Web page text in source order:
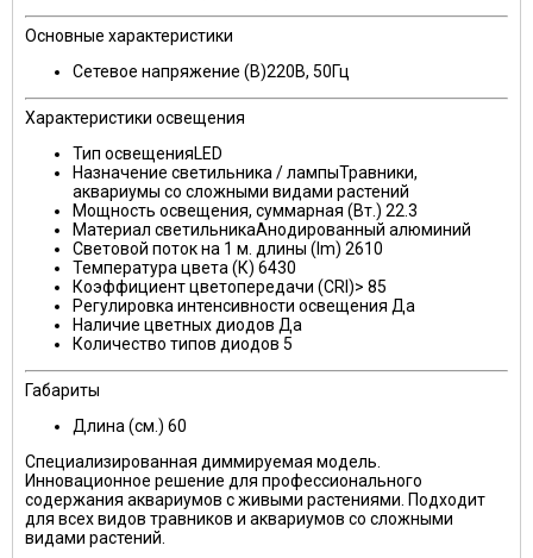
Основные характеристики
Сетевое напряжение (В)220В, 50Гц
Характеристики освещения
Тип освещенияLED
Назначение светильника / лампыТравники,
аквариумы со сложными видами растений
Мощность освещения, суммарная (Вт.) 22.3
Материал светильникаАнодированный алюминий
Световой поток на 1 м. длины (lm) 2610
Температура цвета (К) 6430
Коэффициент цветопередачи (CRI)> 85
Регулировка интенсивности освещения Да
Наличие цветных диодов Да
Количество типов диодов 5
Габариты
Длина (см.) 60
Специализированная диммируемая модель.
Инновационное решение для профессионального
содержания аквариумов с живыми растениями. Подходит
для всех видов травников и аквариумов со сложными
видами растений.